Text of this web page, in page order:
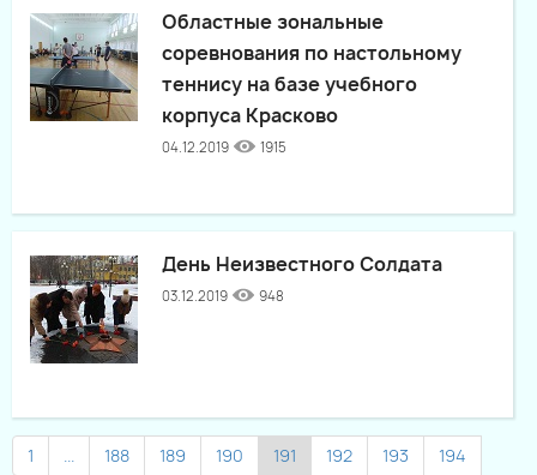
Областные зональные
соревнования по настольному
теннису на базе учебного
корпуса Красково
04.12.2019 1915
День Неизвестного Солдата
03.12.2019 948
1 ... 188 189 190 191 192 193 194